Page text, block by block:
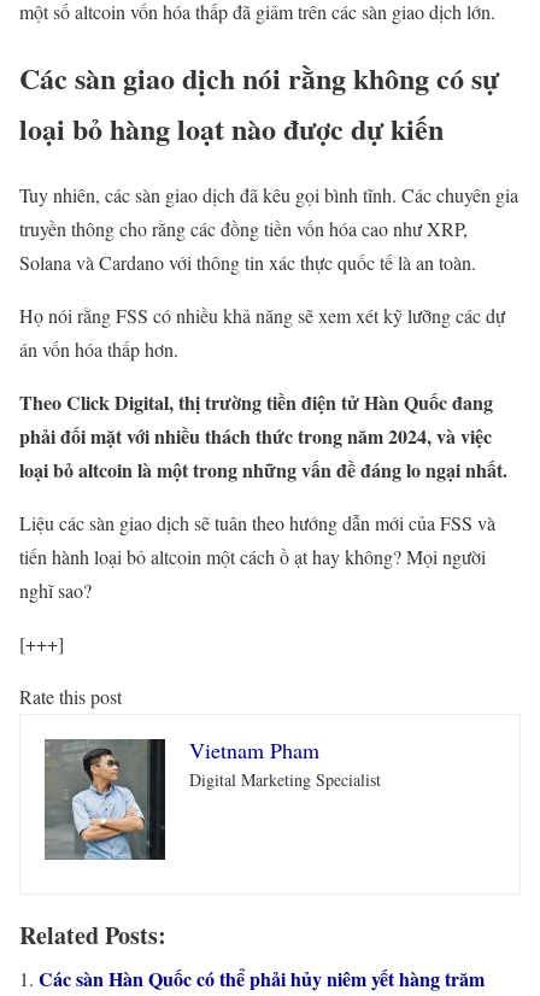
một số altcoin vốn hóa thấp đã giảm trên các sàn giao dịch lớn.
Các sàn giao dịch nói rằng không có sự
loại bỏ hàng loạt nào được dự kiến
Tuy nhiên, các sàn giao dịch đã kêu gọi bình tĩnh. Các chuyên gia
truyền thông cho rằng các đồng tiền vốn hóa cao như XRP,
Solana và Cardano với thông tin xác thực quốc tế là an toàn.
Họ nói rằng FSS có nhiều khả năng sẽ xem xét kỹ lưỡng các dự
án vốn hóa thấp hơn.
Theo Click Digital, thị trường tiền điện tử Hàn Quốc đang
phải đối mặt với nhiều thách thức trong năm 2024, và việc
loại bỏ altcoin là một trong những vấn đề đáng lo ngại nhất.
Liệu các sàn giao dịch sẽ tuân theo hướng dẫn mới của FSS và
tiến hành loại bỏ altcoin một cách ồ ạt hay không? Mọi người
nghĩ sao?
[+++]
Rate this post
Vietnam Pham
Digital Marketing Specialist
Related Posts:
Các sàn Hàn Quốc có thể phải hủy niêm yết hàng trăm